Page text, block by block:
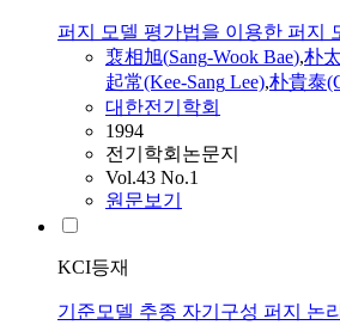
퍼지 모델 평가법을 이용한 퍼지
裵相旭(Sang-Wook Bae),朴
起常(Kee-Sang Lee),朴貴泰
대한전기학회
1994
전기학회논문지
Vol.43 No.1
원문보기
KCI등재
기준모델 추종 자기구성 퍼지 논